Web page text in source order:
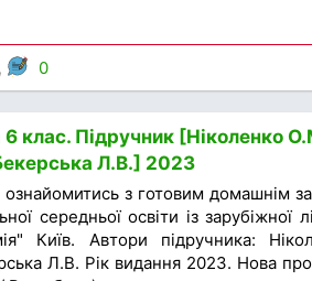
0
клас. Підручник [Ніколенко
Л.В.] 2023
з готовим домашнім
середньої освіти із зарубіжної
Київ. Автори підручника:
Л.В. Рік видання 2023. Нова